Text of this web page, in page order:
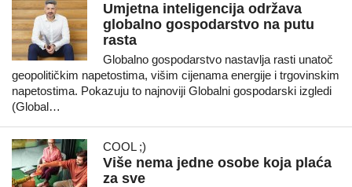
Umjetna inteligencija održava
globalno gospodarstvo na putu
rasta
Globalno gospodarstvo nastavlja rasti unatoč
geopolitičkim napetostima, višim cijenama energije i trgovinskim
napetostima. Pokazuju to najnoviji Globalni gospodarski izgledi
(Global…
COOL ;)
Više nema jedne osobe koja plaća
za sve